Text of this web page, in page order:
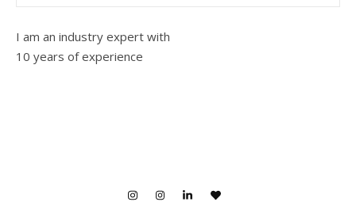
I am an industry expert with
10 years of experience